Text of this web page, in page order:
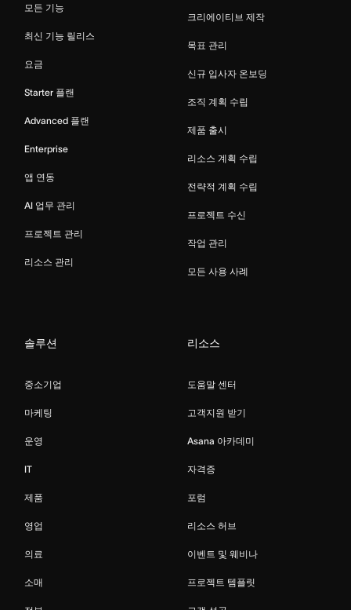
모든 기능
최신 기능 릴리스
요금
Starter 플랜
Advanced 플랜
Enterprise
앱 연동
AI 업무 관리
프로젝트 관리
리소스 관리
크리에이티브 제작
목표 관리
신규 입사자 온보딩
조직 계획 수립
제품 출시
리소스 계획 수립
전략적 계획 수립
프로젝트 수신
작업 관리
모든 사용 사례
솔루션
중소기업
마케팅
운영
IT
제품
영업
의료
소매
리소스
도움말 센터
고객지원 받기
Asana 아카데미
자격증
포럼
리소스 허브
이벤트 및 웨비나
프로젝트 템플릿